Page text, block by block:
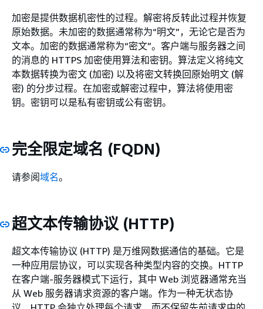
加密是提供数据机密性的过程。解密将反转此过程并恢复
原始数据。未加密的数据通常称为“明文”，无论它是否为
文本。加密的数据通常称为“密文”。客户端与服务器之间
的消息的 HTTPS 加密使用算法和密钥。算法定义将纯文
本数据转换为密文 (加密) 以及将密文转换回原始明文 (解
密) 的分步过程。在加密或解密过程中，算法将使用密
钥。密钥可以是私有密钥或公有密钥。
完全限定域名 (FQDN)
请参阅域名。
超文本传输协议 (HTTP)
超文本传输协议 (HTTP) 是万维网数据通信的基础。它是
一种应用层协议，可以实现各种类型内容的交换。HTTP
在客户端-服务器模式下运行，其中 Web 浏览器通常充当
从 Web 服务器请求资源的客户端。作为一种无状态协